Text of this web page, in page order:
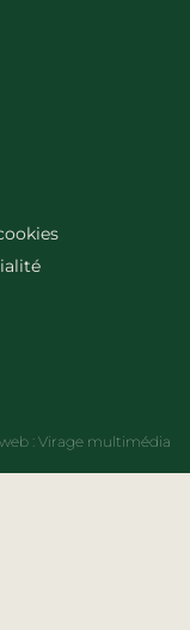
:Virage multimédia